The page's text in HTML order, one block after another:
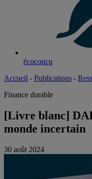
écoconçu
Accueil - Publications -
Finance durable
[Livre blanc]
monde incertain
30 août 2024